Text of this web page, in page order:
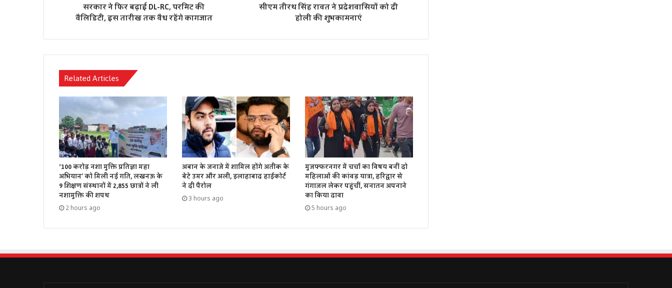
सरकार ने फिर बढ़ाई DL-RC, परमिट की
वैलिडिटी, इस तारीख तक वैध रहेंगे कागजात
सीएम तीरथ सिंह रावत ने प्रदेशवासियों को दी
होली की शुभकामनाएं
Related Articles
‘100 करोड़ नशा मुक्ति प्रतिज्ञा महा
अभियान’ को मिली नई गति, लखनऊ के
9 शिक्षण संस्थानों में 2,855 छात्रों ने ली
नशामुक्ति की शपथ
2 hours ago
अबान के जनाजे में शामिल होंगे अतीक के
बेटे उमर और अली, इलाहाबाद हाईकोर्ट
ने दी पैरोल
3 hours ago
मुजफ्फरनगर में चर्चा का विषय बनीं दो
महिलाओं की कांवड़ यात्रा, हरिद्वार से
गंगाजल लेकर पहुंचीं, सनातन अपनाने
का किया दावा
5 hours ago